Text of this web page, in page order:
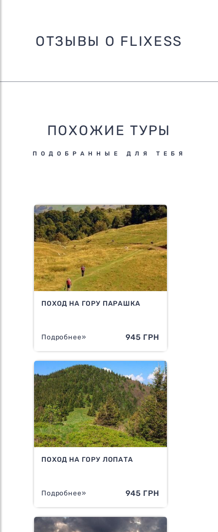
ОТЗЫВЫ О FLIXESS
ПОХОЖИЕ ТУРЫ
ПОДОБРАННЫЕ ДЛЯ ТЕБЯ
ПОХОД НА ГОРУ ПАРАШКА
Подробнее» 945 ГРН
ПОХОД НА ГОРУ ЛОПАТА
Подробнее» 945 ГРН